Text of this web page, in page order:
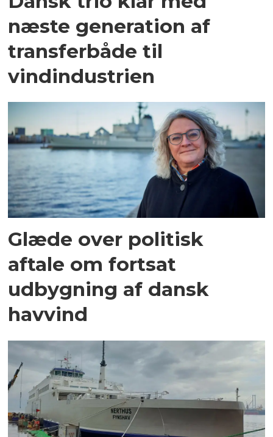
næste generation af
transferbåde til
vindindustrien
Glæde over politisk
aftale om fortsat
udbygning af dansk
havvind